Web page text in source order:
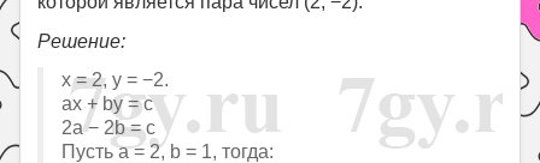
Решение:
x = 2, y = −2.
ax + by = c
2a − 2b = c
Пусть a = 2, b = 1, тогда: